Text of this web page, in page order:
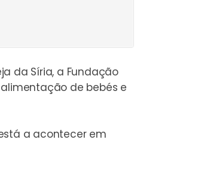
da Síria, a Fundação
de bebés e
a acontecer em